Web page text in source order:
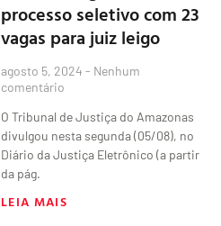
processo seletivo com 23
vagas para juiz leigo
agosto 5, 2024 Nenhum
comentário
O Tribunal de Justiça do Amazonas
divulgou nesta segunda (05/08), no
Diário da Justiça Eletrônico (a partir
da pág.
LEIA MAIS